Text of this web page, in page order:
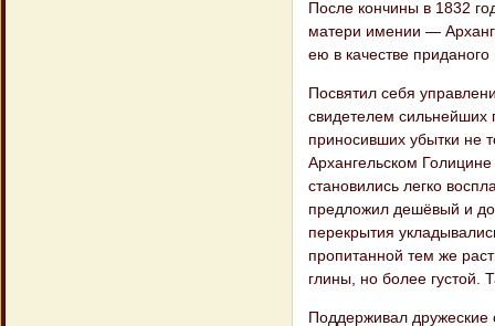
После кончины в 1832
матери имении —
ею в качестве
Посвятил себя
свидетелем
приносивших убытки не
Архангельском
становились легко
предложил дешёвый и
перекрытия
пропитанной тем же
глины, но более густой.
Поддерживал